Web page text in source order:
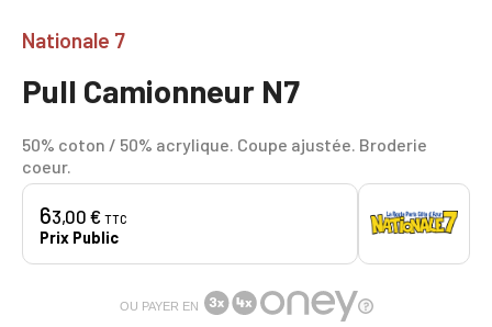
Nationale 7
Pull Camionneur N7
50% coton / 50% acrylique. Coupe ajustée. Broderie
coeur.
63,00 € TTC
Prix Public
OU PAYER EN